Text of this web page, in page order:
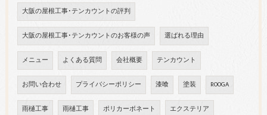
大阪の屋根工事･テンカウントの評判
大阪の屋根工事･テンカウントのお客様の声 選ばれる理由
メニュー よくある質問 会社概要 テンカウント
お問い合わせ プライバシーポリシー 漆喰 塗装 ROOGA
雨樋工事 雨樋工事 ポリカーボネート エクステリア